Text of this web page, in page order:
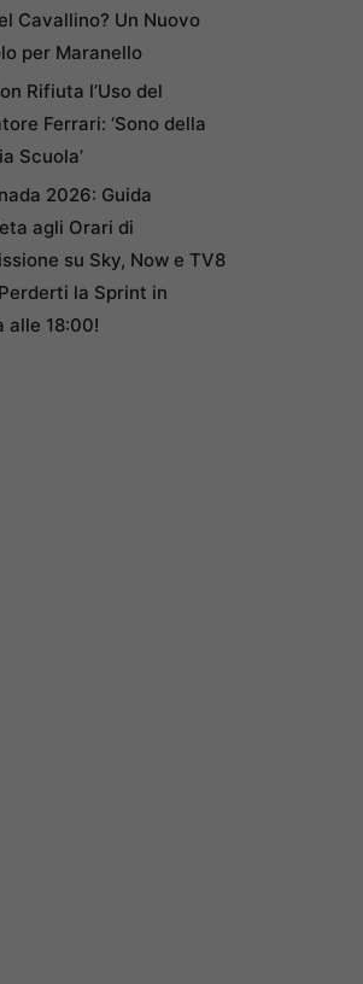
Cavallino? Un Nuovo
per Maranello
Rifiuta l’Uso del
Ferrari: ‘Sono della
Scuola’
2026: Guida
agli Orari di
su Sky, Now e TV8
la Sprint in
alle 18:00!